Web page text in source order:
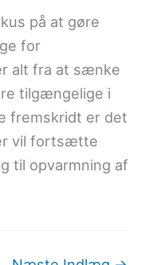
på at gøre
for
alt fra at sænke
tilgængelige i
fremskridt er det
vil fortsætte
til opvarmning af